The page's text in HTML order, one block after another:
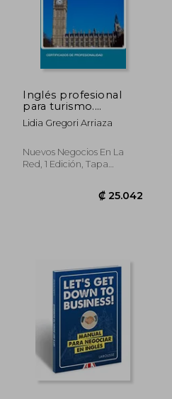
₡ 21.357
Inglés profesional
para turismo.
(MF1057_2)
Lidia Gregori Arriaza
Nuevos Negocios En La
Red, 1 Edición, Tapa